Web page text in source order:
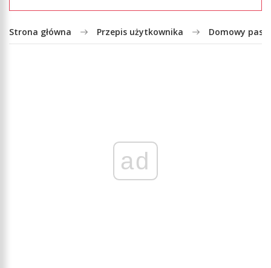
Strona główna Przepis użytkownika Domowy
ad